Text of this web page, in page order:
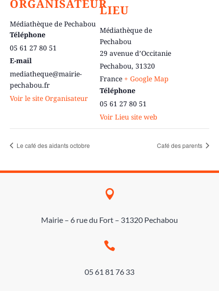
ORGANISATEUR
Médiathèque de Pechabou
Téléphone
05 61 27 80 51
E-mail
mediatheque@mairie-
pechabou.fr
Voir le site Organisateur
LIEU
Médiathèque de
Pechabou
29 avenue d’Occitanie
Pechabou, 31320
France + Google Map
Téléphone
05 61 27 80 51
Voir Lieu site web
Le café des aidants octobre Café des parents

Mairie – 6 rue du Fort – 31320 Pechabou

05 61 81 76 33